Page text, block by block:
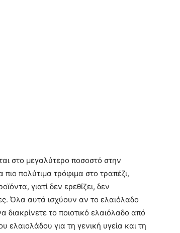
στο μεγαλύτερο ποσοστό στην
πολύτιμα τρόφιμα στο τραπέζι,
γιατί δεν ερεθίζει, δεν
Όλα αυτά ισχύουν αν το ελαιόλαδο
το ποιοτικό ελαιόλαδο από
για τη γενική υγεία και τη